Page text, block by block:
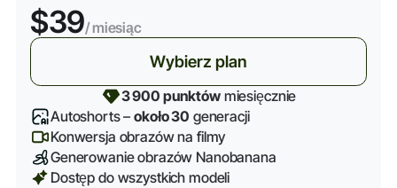
$39/ miesiąc
Wybierz plan
3 900 punktówmiesięcznie
Autoshorts –około 30 generacji
Konwersja obrazów na filmy
Generowanie obrazów Nanobanana
Dostęp do wszystkich modeli